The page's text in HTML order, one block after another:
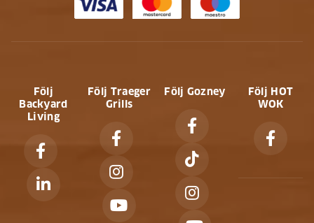
Följ
Backyard
Living
Följ Traeger
Grills
Följ Gozney
Följ HOT
WOK